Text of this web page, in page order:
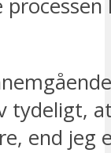
tydeligt,
end jeg